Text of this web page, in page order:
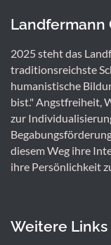
Landfermann
2025 steht das
traditionsreichste
humanistische
bist." Angstfreiheit,
zur
diesem Weg ihre
ihre Persönlichkeit
Weitere Links